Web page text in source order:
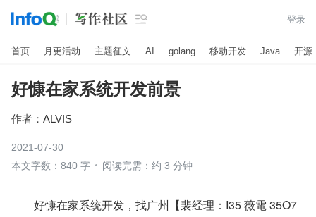
 登录
首页 月更活动 主题征文 AI golang 移动开发 Java 开源
好慷在家系统开发前景
作者： ALVIS
2021-07-30
本文字数：840 字
阅读完需：约 3 分钟
好慷在家系统开发，找广州【裴经理：I35 薇電 35O7